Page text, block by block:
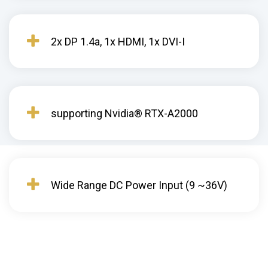
2x DP 1.4a, 1x HDMI, 1x DVI-I
supporting Nvidia® RTX-A2000
Wide Range DC Power Input (9 ~36V)